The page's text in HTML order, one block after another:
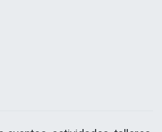
de Andalucía, asumiendo nuevos